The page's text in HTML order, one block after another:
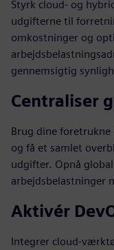
Styrk cloud- og
udgifterne til
omkostninger og
gennemsigtig
Centraliser
Brug dine
og få et samlet
udgifter. Opnå
arbejdsbelastninger
Aktivér
Integrer cloud-